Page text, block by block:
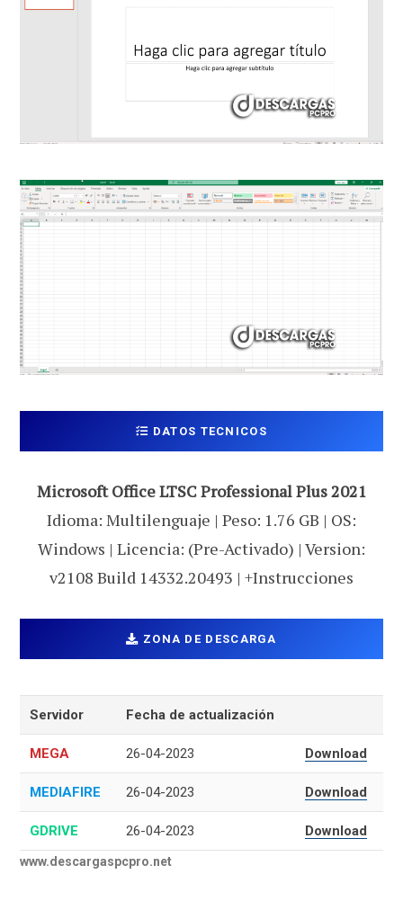
DATOS TECNICOS
Microsoft Office LTSC Professional Plus 2021
Idioma: Multilenguaje | Peso: 1.76 GB | OS:
Windows | Licencia: (Pre-Activado) | Version:
v2108 Build 14332.20493 | +Instrucciones
ZONA DE DESCARGA
Servidor Fecha de actualización
MEGA 26-04-2023 Download
MEDIAFIRE 26-04-2023 Download
GDRIVE 26-04-2023 Download
www.descargaspcpro.net